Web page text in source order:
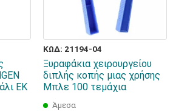
EK
ΚΩΔ: 21194-04
Ξυραφάκια χειρουργείου
διπλής κοπής μιας χρήσης
Μπλε 100 τεμάχια
Άμεσα